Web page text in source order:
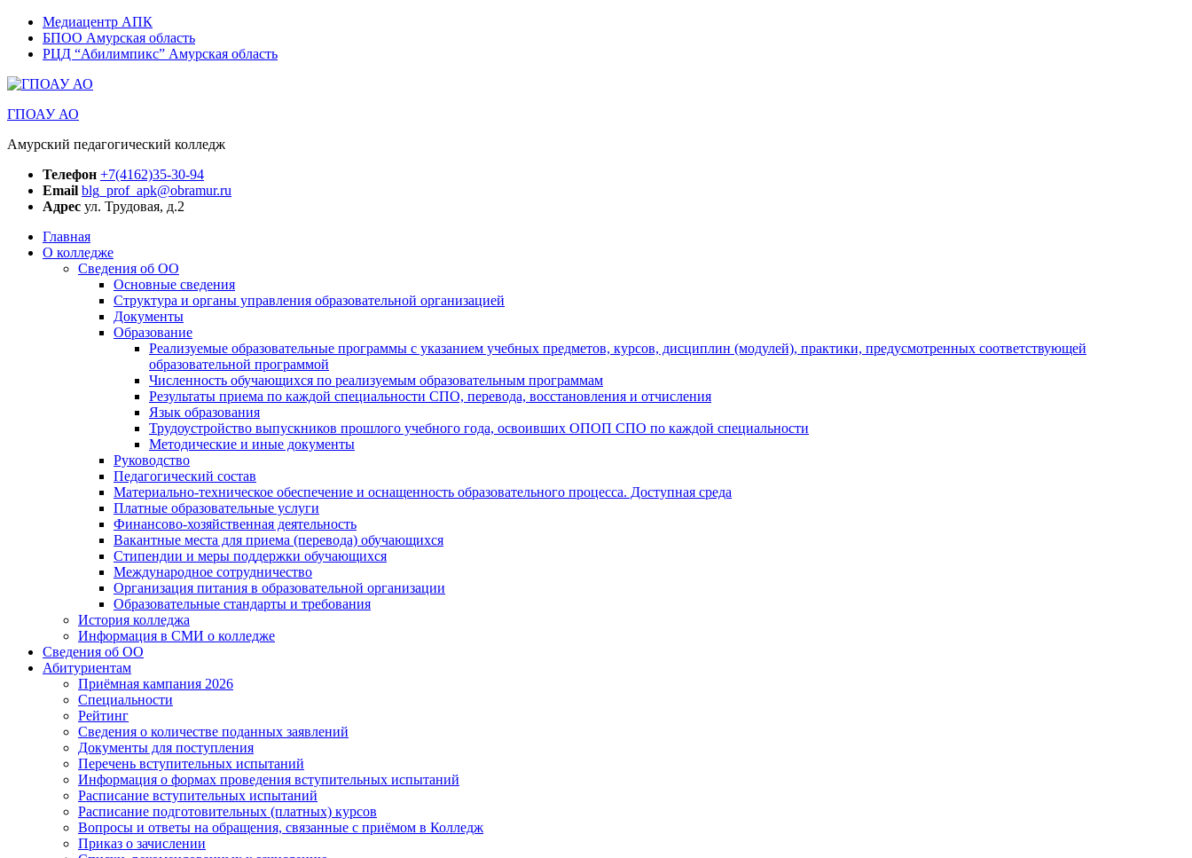
Медиацентр АПК
БПОО Амурская область
РЦД “Абилимпикс” Амурская область
ГПОАУ АО
Амурский педагогический колледж
Телефон +7(4162)35-30-94
Email blg_prof_apk@obramur.ru
Адрес ул. Трудовая, д.2
Главная
О колледже
Сведения об ОО
Основные сведения
Структура и органы управления образовательной организацией
Документы
Образование
Реализуемые образовательные программы с указанием учебных предметов, курсов, дисциплин (модулей), практики, предусмотренных соответствующей
образовательной программой
Численность обучающихся по реализуемым образовательным программам
Результаты приема по каждой специальности СПО, перевода, восстановления и отчисления
Язык образования
Трудоустройство выпускников прошлого учебного года, освоивших ОПОП СПО по каждой специальности
Методические и иные документы
Руководство
Педагогический состав
Материально-техническое обеспечение и оснащенность образовательного процесса. Доступная среда
Платные образовательные услуги
Финансово-хозяйственная деятельность
Вакантные места для приема (перевода) обучающихся
Стипендии и меры поддержки обучающихся
Международное сотрудничество
Организация питания в образовательной организации
Образовательные стандарты и требования
История колледжа
Информация в СМИ о колледже
Сведения об ОО
Абитуриентам
Приёмная кампания 2026
Специальности
Рейтинг
Сведения о количестве поданных заявлений
Документы для поступления
Перечень вступительных испытаний
Информация о формах проведения вступительных испытаний
Расписание вступительных испытаний
Расписание подготовительных (платных) курсов
Вопросы и ответы на обращения, связанные с приёмом в Колледж
Приказ о зачислении